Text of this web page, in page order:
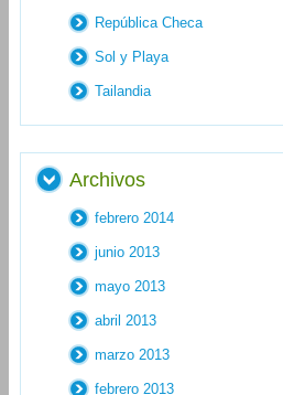
República Checa
Sol y Playa
Tailandia
Archivos
febrero 2014
junio 2013
mayo 2013
abril 2013
marzo 2013
febrero 2013